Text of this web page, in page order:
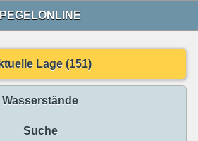
PEGELONLINE
Lage (151)
Wasserstände
Suche